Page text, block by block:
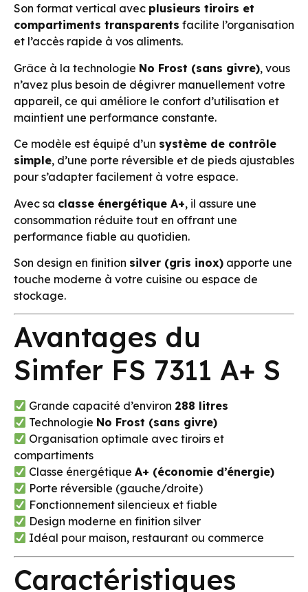
Son format vertical avec plusieurs tiroirs et
compartiments transparents facilite l’organisation
et l’accès rapide à vos aliments.
Grâce à la technologie No Frost (sans givre), vous
n’avez plus besoin de dégivrer manuellement votre
appareil, ce qui améliore le confort d’utilisation et
maintient une performance constante.
Ce modèle est équipé d’un système de contrôle
simple, d’une porte réversible et de pieds ajustables
pour s’adapter facilement à votre espace.
Avec sa classe énergétique A+, il assure une
consommation réduite tout en offrant une
performance fiable au quotidien.
Son design en finition silver (gris inox) apporte une
touche moderne à votre cuisine ou espace de
stockage.
Avantages du
Simfer FS 7311 A+ S
Grande capacité d’environ 288 litres
Technologie No Frost (sans givre)
Organisation optimale avec tiroirs et
compartiments
Classe énergétiqueA+ (économie d’énergie)
Porte réversible (gauche/droite)
Fonctionnement silencieux et fiable
Design moderne en finition silver
Idéal pour maison, restaurant ou commerce
Caractéristiques